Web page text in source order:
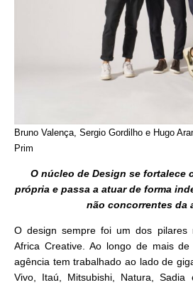
Bruno Valença, Sergio Gordilho e Hugo
Prim
O núcleo de Design se fortalece
própria e passa a atuar de forma
não concorrentes da
O design sempre foi um dos pilares
Africa Creative. Ao longo de mais
agência tem trabalhado ao lado de
Vivo, Itaú, Mitsubishi, Natura, Sadia